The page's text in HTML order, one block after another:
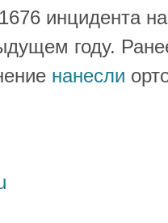
инцидента
году.
нанесли